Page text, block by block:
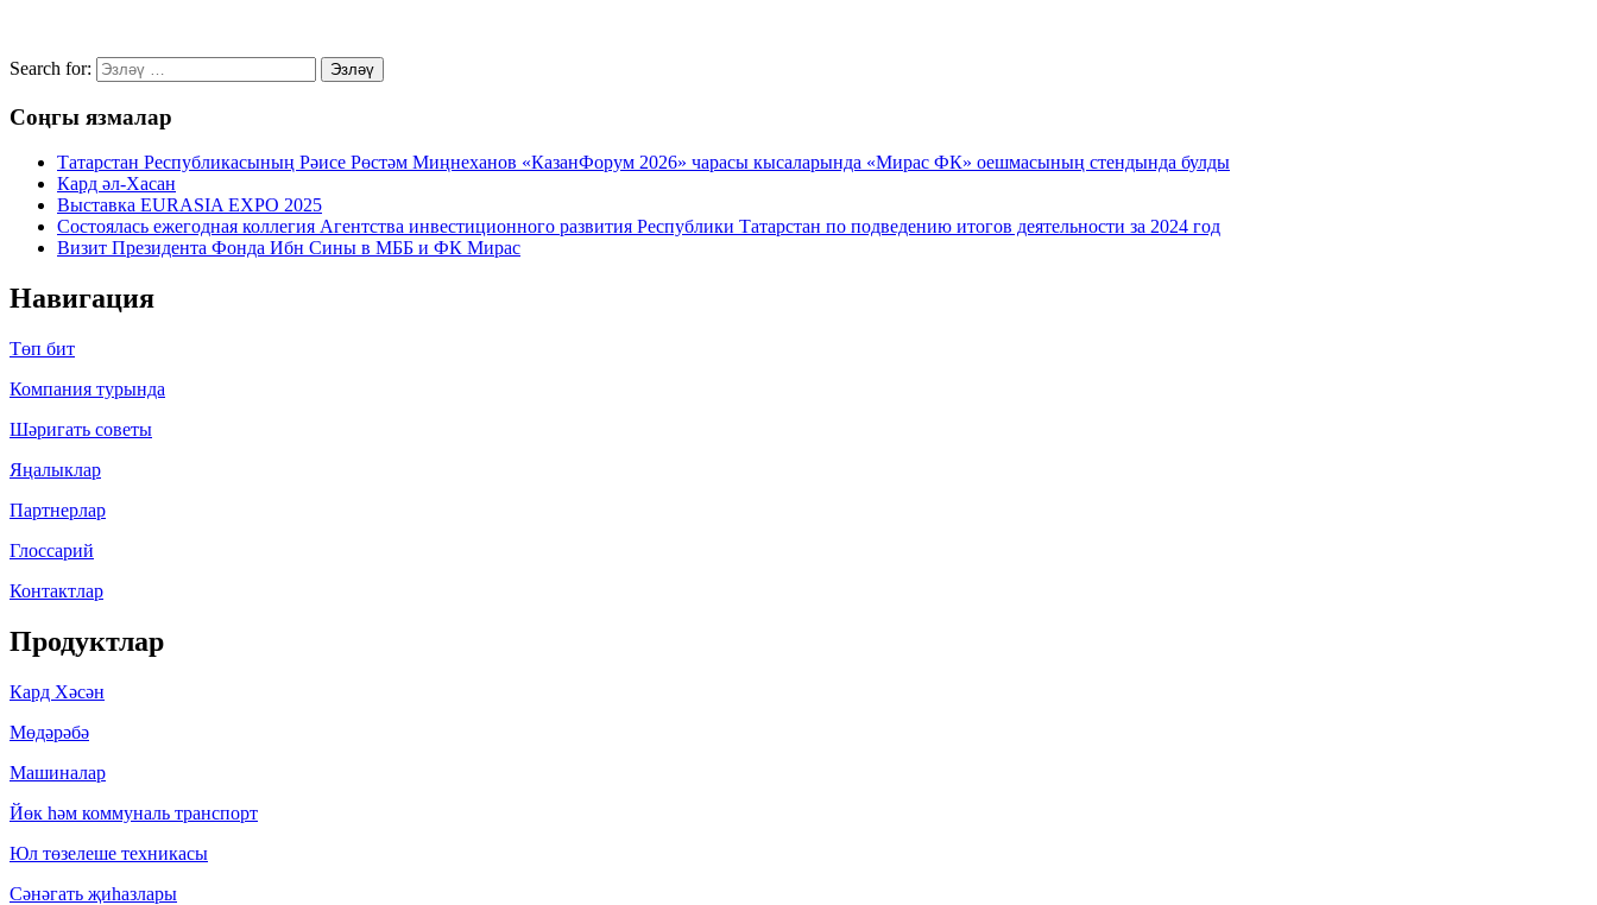
Search for: Эзләү
Соңгы язмалар
Татарстан Республикасының Рәисе Рөстәм Миңнеханов «КазанФорум 2026» чарасы кысаларында «Мирас ФК» оешмасының стендында булды
Кард әл-Хасан
Выставка EURASIA EXPO 2025
Состоялась ежегодная коллегия Агентства инвестиционного развития Республики Татарстан по подведению итогов деятельности за 2024 год
Визит Президента Фонда Ибн Сины в МББ и ФК Мирас
Навигация
Төп бит
Компания турында
Шәригать cоветы
Яңалыклар
Партнерлар
Глоссарий
Контактлар
Продуктлар
Кард Хәсән
Мөдәрәбә
Машиналар
Йөк һәм коммуналь транспорт
Юл төзелеше техникасы
Сәнәгать җиһазлары